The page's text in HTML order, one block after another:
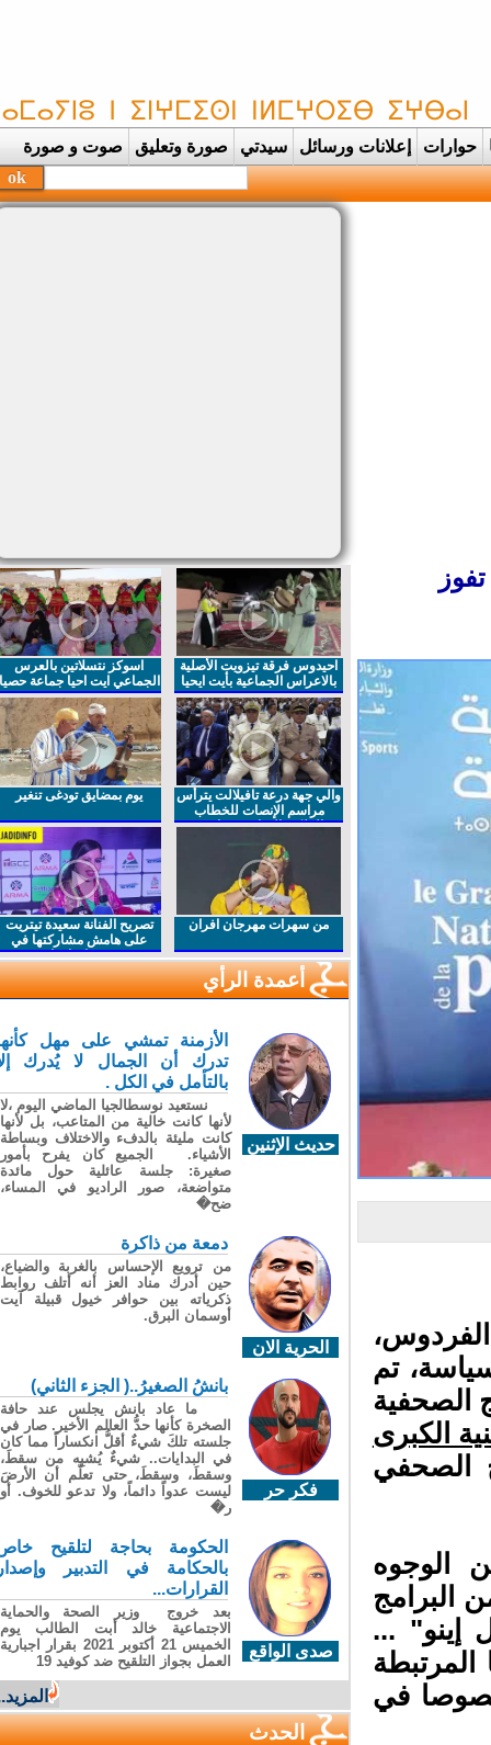
حوارات إعلانات ورسائل سيدتي صورة وتعليق صوت و صورة
تم
الصحفية
الكبرى
الصحفي
الوجوه
البرامج
...
في
احيدوس فرقة تيزويت الأصلية
بالاعراس الجماعية بأيت ايحيا
اسوكز نتسلاتين بالعرس
الجماعي ايت احيا جماعة حصيا
والي جهة درعة تافيلالت يترأس
مراسم الإنصات للخطاب
الملكي السامي بمناسبة
يوم بمضايق تودغى تنغير
من سهرات مهرجان افران
تصريح الفنانة سعيدة تيتريت
على هامش مشاركتها في
مهرجان افران
أعمدة الرأي
حديث الإثنين
الأزمنة تمشي على مهل كأنها
تدرك أن الجمال لا يُدرك إلا
بالتأمل في الكل .
نستعيد نوسطالجيا الماضي اليوم ،لا
لأنها كانت خالية من المتاعب، بل لأنها
كانت مليئة بالدفء والاختلاف وبساطة
الأشياء. الجميع كان يفرح بأمور
صغيرة: جلسة عائلية حول مائدة
متواضعة، صور الراديو في المساء،
ضح�
الحرية الان
دمعة من ذاكرة
من ترويع الإحساس بالغربة والضياع،
حين أدرك مناد العز أنه أتلف روابط
ذكرياته بين حوافر خيول قبيلة آيت
أوسمان البرق.
فكر حر
بانشُ الصغيرُ..( الجزء الثاني)
ما عاد بانش يجلس عند حافة
الصخرة كأنها حدُّ العالم الأخير. صار في
جلسته تلكَ شيءٌ أقلُّ انكساراً مما كان
في البدايات.. شيءٌ يُشبِه من سقطَ،
وسقطَ، وسقطَ، حتى تعلّم أن الأرضَ
ليست عدواً دائماً، ولا تدعو للخوف. أو
ر�
صدى الواقع
الحكومة بحاجة لتلقيح خاص
بالحكامة في التدبير وإصدار
القرارات...
بعد خروج وزير الصحة والحماية
الاجتماعية خالد أبت الطالب يوم
الخميس 21 أكتوبر 2021 بقرار اجبارية
العمل بجواز التلقيح ضد كوفيد 19
المزيد...
الحدث